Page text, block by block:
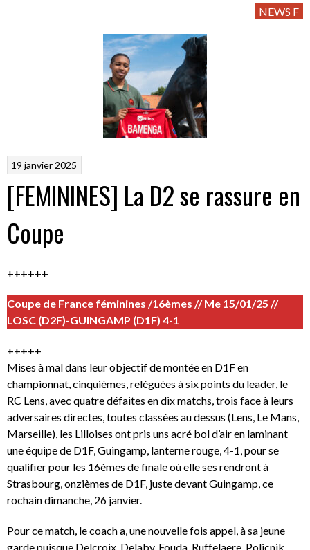
NEWS F
19 janvier 2025
[FEMININES] La D2 se rassure en
Coupe
++++++
Coupe de France féminines /16èmes // Me 15/01/25 //
LOSC (D2F)-GUINGAMP (D1F) 4-1
+++++
Mises à mal dans leur objectif de montée en D1F en
championnat, cinquièmes, reléguées à six points du leader, le
RC Lens, avec quatre défaites en dix matchs, trois face à leurs
adversaires directes, toutes classées au dessus (Lens, Le Mans,
Marseille), les Lilloises ont pris uns acré bol d’air en laminant
une équipe de D1F, Guingamp, lanterne rouge, 4-1, pour se
qualifier pour les 16èmes de finale où elle ses rendront à
Strasbourg, onzièmes de D1F, juste devant Guingamp, ce
rochain dimanche, 26 janvier.
Pour ce match, le coach a, une nouvelle fois appel, à sa jeune
garde puisque Delcroix, Delaby, Fouda, Ruffelaere, Policnik,